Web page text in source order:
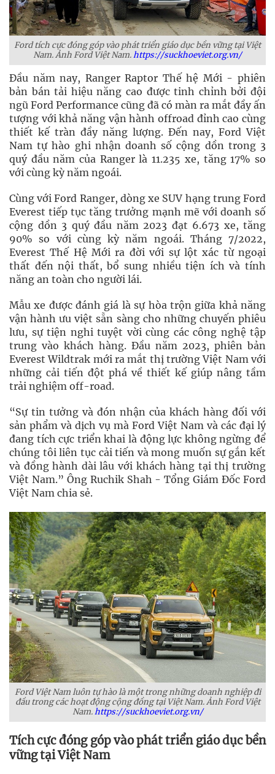
Ford tích cực đóng góp vào phát triển giáo dục bền vững tại Việt
Nam. Ảnh Ford Việt Nam.https://suckhoeviet.org.vn/
Đầu năm nay, Ranger Raptor Thế hệ Mới - phiên
bản bán tải hiệu năng cao được tinh chỉnh bởi đội
ngũ Ford Performance cũng đã có màn ra mắt đầy ấn
tượng với khả năng vận hành offroad đỉnh cao cùng
thiết kế tràn đầy năng lượng. Đến nay, Ford Việt
Nam tự hào ghi nhận doanh số cộng dồn trong 3
quý đầu năm của Ranger là 11.235 xe, tăng 17% so
với cùng kỳ năm ngoái.
Cùng với Ford Ranger, dòng xe SUV hạng trung Ford
Everest tiếp tục tăng trưởng mạnh mẽ với doanh số
cộng dồn 3 quý đầu năm 2023 đạt 6.673 xe, tăng
90% so với cùng kỳ năm ngoái. Tháng 7/2022,
Everest Thế Hệ Mới ra đời với sự lột xác từ ngoại
thất đến nội thất, bổ sung nhiều tiện ích và tính
năng an toàn cho người lái.
Mẫu xe được đánh giá là sự hòa trộn giữa khả năng
vận hành ưu việt sẵn sàng cho những chuyến phiêu
lưu, sự tiện nghi tuyệt vời cùng các công nghệ tập
trung vào khách hàng. Đầu năm 2023, phiên bản
Everest Wildtrak mới ra mắt thị trường Việt Nam với
những cải tiến đột phá về thiết kế giúp nâng tầm
trải nghiệm off-road.
“Sự tin tưởng và đón nhận của khách hàng đối với
sản phẩm và dịch vụ mà Ford Việt Nam và các đại lý
đang tích cực triển khai là động lực không ngừng để
chúng tôi liên tục cải tiến và mong muốn sự gắn kết
và đồng hành dài lâu với khách hàng tại thị trường
Việt Nam.” Ông Ruchik Shah - Tổng Giám Đốc Ford
Việt Nam chia sẻ.
Ford Việt Nam luôn tự hào là một trong những doanh nghiệp đi
đầu trong các hoạt động cộng đồng tại Việt Nam. Ảnh Ford Việt
Nam.https://suckhoeviet.org.vn/
Tích cực đóng góp vào phát triển giáo dục bền
vững tại Việt Nam